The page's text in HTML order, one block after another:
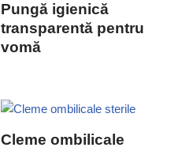
Pungă igienică
transparentă pentru
vomă
Cleme ombilicale